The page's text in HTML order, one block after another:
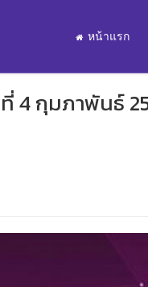
หน้าแรก
4 กุมภาพันธ์